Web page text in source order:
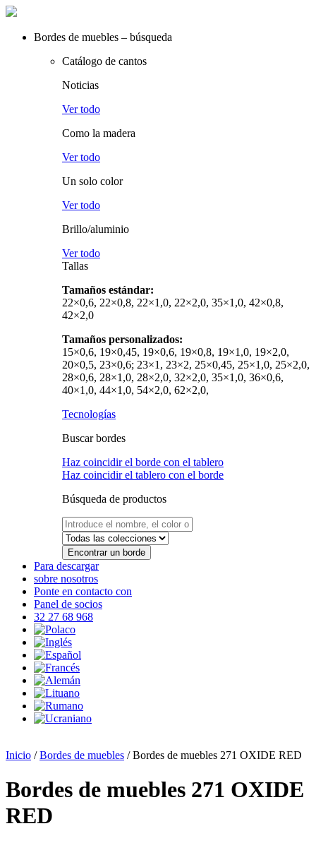
Ir
contenidoBordes de muebles – búsqueda
Catálogo de cantos
Noticias
Ver todo
Como la madera
Ver todo
Un solo color
Ver todo
Brillo/aluminio
Ver todo
Tallas
Tamaños estándar:
22×0,6, 22×0,8, 22×1,0, 22×2,0, 35×1,0, 42×0,8,
42×2,0
Tamaños personalizados:
15×0,6, 19×0,45, 19×0,6, 19×0,8, 19×1,0, 19×2,0,
20×0,5, 23×0,6; 23×1, 23×2, 25×0,45, 25×1,0, 25×2,0,
28×0,6, 28×1,0, 28×2,0, 32×2,0, 35×1,0, 36×0,6,
40×1,0, 44×1,0, 54×2,0, 62×2,0,
Tecnologías
Buscar bordes
Haz coincidir el borde con el tablero
Haz coincidir el tablero con el borde
Búsqueda de productos
Encontrar un borde
Para descargar
sobre nosotros
Ponte en contacto con
Panel de socios
32 27 68 968
Inicio /Bordes de muebles / Bordes de muebles 271 OXIDE RED
Bordes de muebles 271 OXIDE
RED